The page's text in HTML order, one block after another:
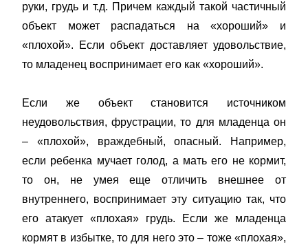
руки, грудь и т.д. Причем каждый такой частичный
объект может распадаться на «хороший» и
«плохой». Если объект доставляет удовольствие,
то младенец воспринимает его как «хороший».
Если же объект становится источником
неудовольствия, фрустрации, то для младенца он
– «плохой», враждебный, опасный. Например,
если ребенка мучает голод, а мать его не кормит,
то он, не умея еще отличить внешнее от
внутреннего, воспринимает эту ситуацию так, что
его атакует «плохая» грудь. Если же младенца
кормят в избытке, то для него это – тоже «плохая»,